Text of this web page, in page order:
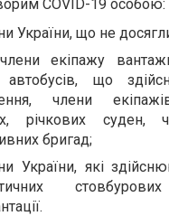
COVID-19 особою:
України, що не
екіпажу
автобусів, що
члени
річкових суден,
бригад;
України, які